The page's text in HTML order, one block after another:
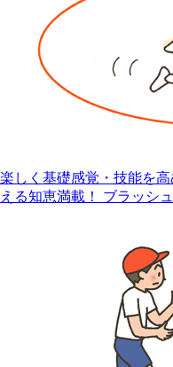
楽しく基礎感覚・技能を
える知恵満載！ ブラッシ